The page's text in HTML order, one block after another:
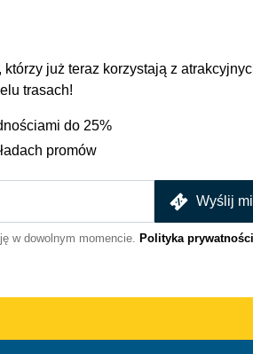
już teraz korzystają z
trasach!
do 25%
promów
Wyślij
w dowolnym momencie. Polityka prywatności